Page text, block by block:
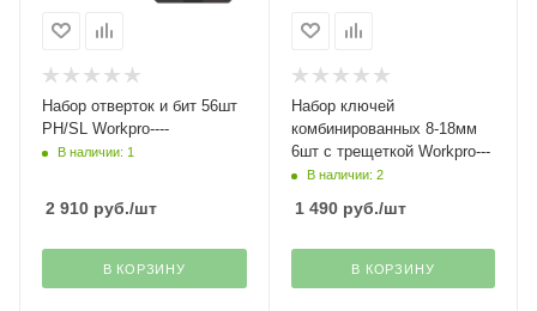
Набор отверток и бит 56шт
PH/SL Workpro----
В наличии: 1
2 910 руб./шт
В КОРЗИНУ
Набор ключей
комбинированных 8-18мм
6шт с трещеткой Workpro---
В наличии: 2
1 490руб./шт
В КОРЗИНУ